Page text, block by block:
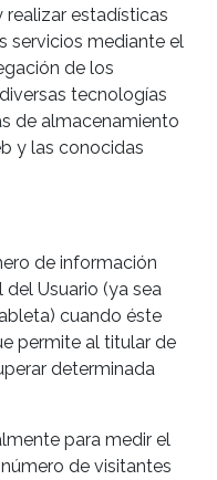
estadísticas
servicios mediante el
de los
tecnologías
de almacenamiento
y las conocidas
de información
Usuario (ya sea
cuando éste
permite al titular de
determinada
para medir el
de visitantes